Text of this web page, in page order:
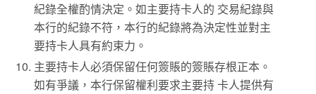
紀錄全權酌情決定。如主要持卡人的 交易紀錄與
本行的紀錄不符，本行的紀錄將為決定性並對主
要持卡人具有約束力。
主要持卡人必須保留任何簽賬的簽賬存根正本。
如有爭議，本行保留權利要求主要持 卡人提供有